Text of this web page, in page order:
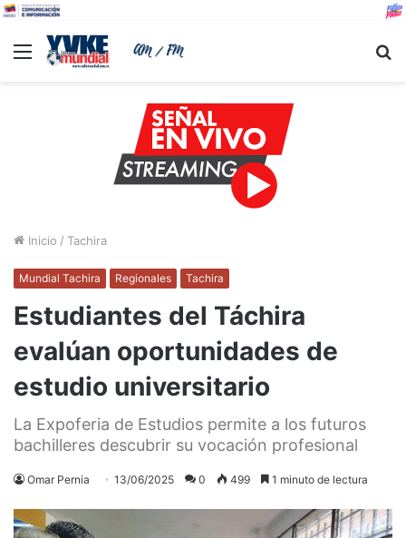
Menu
Inicio / Tachira
Mundial Tachira Regionales Tachira
Estudiantes del Táchira
evalúan oportunidades de
estudio universitario
La Expoferia de Estudios permite a los futuros
bachilleres descubrir su vocación profesional
Omar Pernia 13/06/2025 0 499 1 minuto de lectura